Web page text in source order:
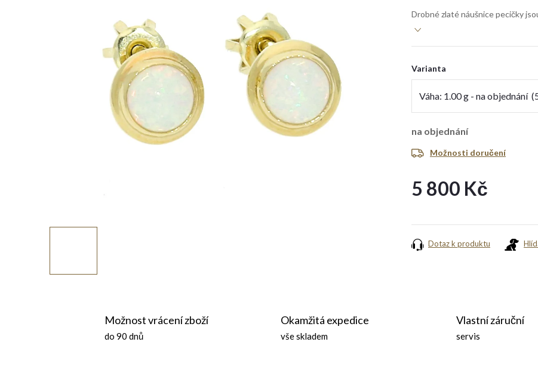
Drobné zlaté náušnice pecičky
Varianta
na objednání
Možnosti doručení
5 800 Kč
Dotaz k produktu
Možnost vrácení zboží
do 90 dnů
Okamžitá expedice
vše skladem
Vlastní záruční
servis